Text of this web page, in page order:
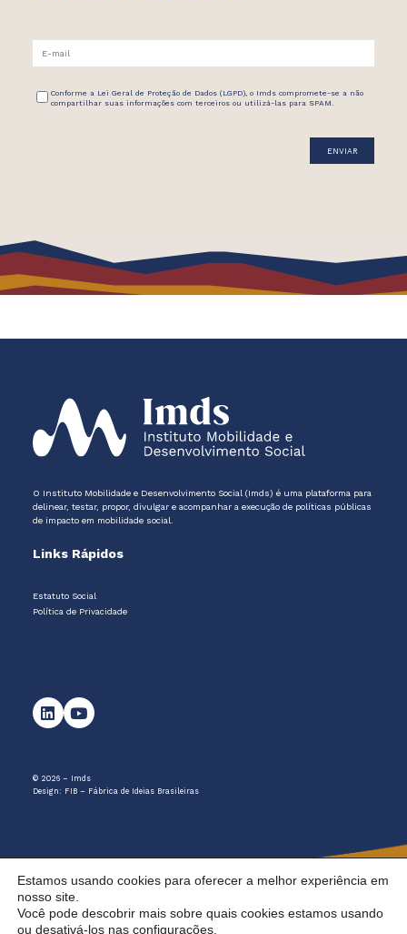
Conforme a Lei Geral de Proteção de Dados (LGPD), o Imds compromete-se a não
compartilhar suas informações com terceiros ou utilizá-las para SPAM.
O Instituto Mobilidade e Desenvolvimento Social (Imds) é uma plataforma para
delinear, testar, propor, divulgar e acompanhar a execução de políticas públicas
de impacto em mobilidade social.
Links Rápidos
Estatuto Social
Política de Privacidade
© 2026 – Imds
Design: FIB – Fábrica de Ideias Brasileiras
Estamos usando cookies para oferecer a melhor experiência em
nosso site.
Você pode descobrir mais sobre quais cookies estamos usando
ou desativá-los nas configurações